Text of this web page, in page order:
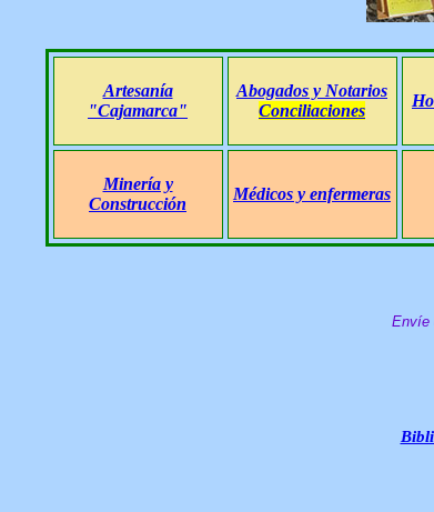
Artesanía
"Cajamarca"
Abogados y Notarios
Conciliaciones
Minería y
Construcción
Médicos y enfermeras
Envíe